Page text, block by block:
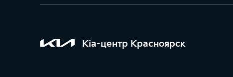
Kia-центр Красноярск